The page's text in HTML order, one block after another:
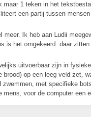
1 teken in het
een partij tussen
Ik heb aan Ludii
is het omgekeerd: daar
uitvoerbaar zijn in
op een leeg veld zet,
met specifieke
mens, voor de computer een